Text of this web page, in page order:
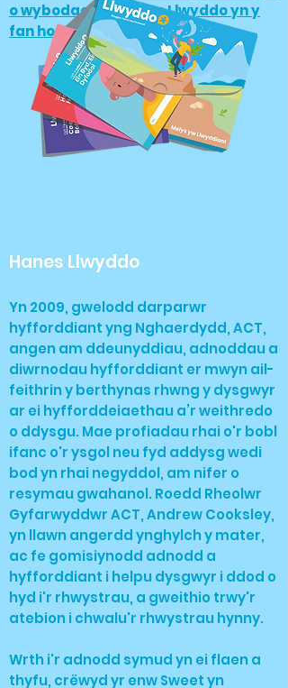
o wybodaeth am dîm Llwyddo yn y
fan hon.
Hanes Llwyddo
Yn 2009, gwelodd darparwr
hyfforddiant yng Nghaerdydd, ACT,
angen am ddeunyddiau, adnoddau a
diwrnodau hyfforddiant er mwyn ail-
feithrin y berthynas rhwng y dysgwyr
ar ei hyfforddeiaethau a’r weithredo
o ddysgu. Mae profiadau rhai o'r bobl
ifanc o'r ysgol neu fyd addysg wedi
bod yn rhai negyddol, am nifer o
resymau gwahanol. Roedd Rheolwr
Gyfarwyddwr ACT, Andrew Cooksley,
yn llawn angerdd ynghylch y mater,
ac fe gomisiynodd adnodd a
hyfforddiant i helpu dysgwyr i ddod o
hyd i'r rhwystrau, a gweithio trwy'r
atebion i chwalu'r rhwystrau hynny.
Wrth i'r adnodd symud yn ei flaen a
thyfu, crëwyd yr enw Sweet yn